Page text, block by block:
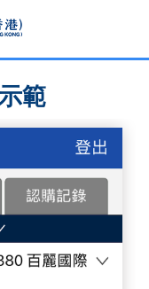
範